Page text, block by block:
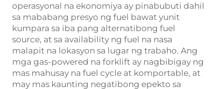
operasyonal na ekonomiya ay pinabubuti dahil
sa mababang presyo ng fuel bawat yunit
kumpara sa iba pang alternatibong fuel
source, at sa availability ng fuel na nasa
malapit na lokasyon sa lugar ng trabaho. Ang
mga gas-powered na forklift ay nagbibigay ng
mas mahusay na fuel cycle at komportable, at
may mas kaunting negatibong epekto sa